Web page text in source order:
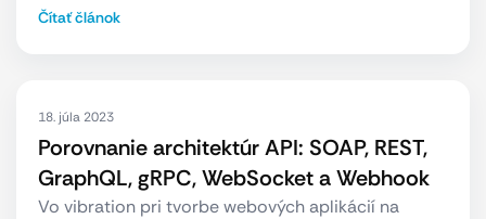
Čítať článok
18. júla 2023
Porovnanie architektúr API: SOAP, REST,
GraphQL, gRPC, WebSocket a Webhook
Vo vibration pri tvorbe webových aplikácií na